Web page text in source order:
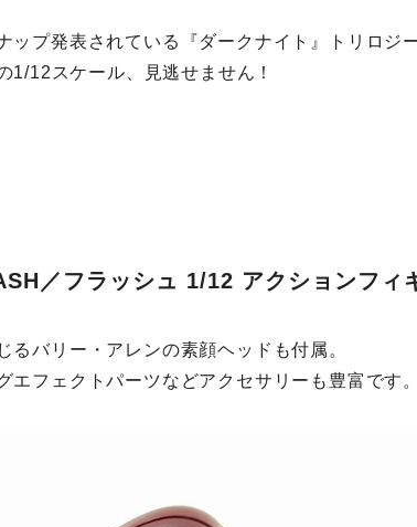
ップ発表されている『ダークナイト』トリロジ
1/12スケール、見逃せません！
／フラッシュ 1/12 アクションフィ
るバリー・アレンの素顔ヘッドも付属。
エフェクトパーツなどアクセサリーも豊富です。